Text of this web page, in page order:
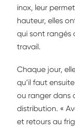
inox, leur
hauteur, elles
qui sont rangés
travail.
Chaque jour,
qu’il faut
ou ranger dans
distribution. «
et retours au